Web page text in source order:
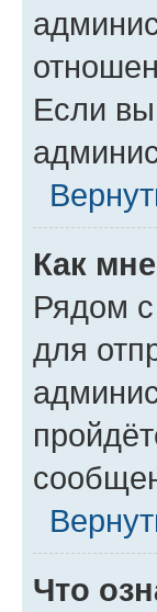
Если вы
Как
Рядом
для
Что